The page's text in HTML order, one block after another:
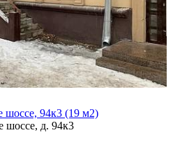
шоссе, 94к3 (19 м2)
шоссе, д. 94к3